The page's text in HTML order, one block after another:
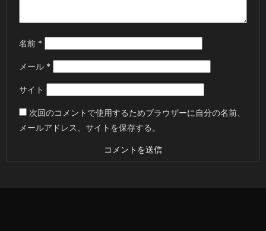
名前 *
メール *
サイト
次回のコメントで使用するためブラウザーに自分の名前、
メールアドレス、サイトを保存する。